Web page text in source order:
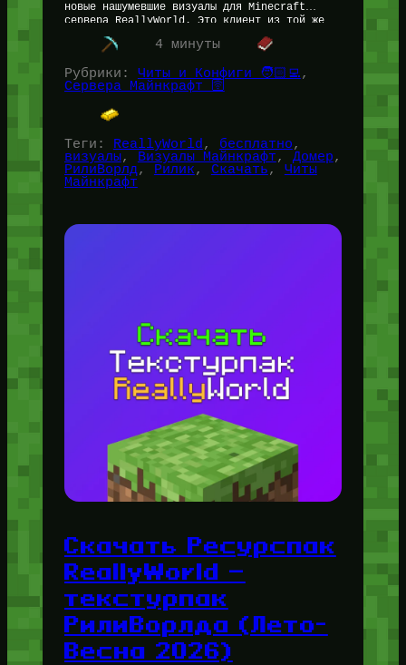
новые нашумевшие визуалы для Minecraft
сервера ReallyWorld. Это клиент из той же
серии, что и PulseVisuals — » Легальные…
4 минуты
Рубрики: Читы и Конфиги 🧑🏻‍💻
Сервера Майнкрафт 🛜
Теги: ReallyWorld , бесплатно
визуалы, Визуалы Майнкрафт, Домер
РилиВорлд, Рилик, Скачать, Читы
Майнкрафт
Скачать Ресурспак
ReallyWorld —
текстурпак
РилиВорлда (Лето-
Весна 2026)